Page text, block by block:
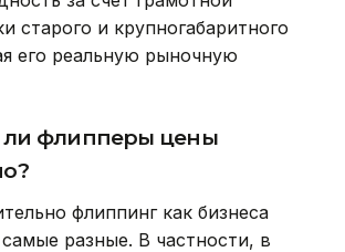
старого и крупногабаритного
его реальную рыночную
флипперы цены
флиппинг как бизнеса
разные. В частности, в